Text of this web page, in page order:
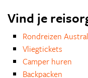
Vind je
Rondreizen
Vliegtickets
Camper huren
Backpacken